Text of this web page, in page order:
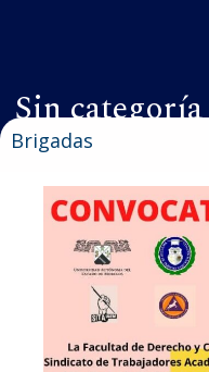
Sin categoría
Brigadas